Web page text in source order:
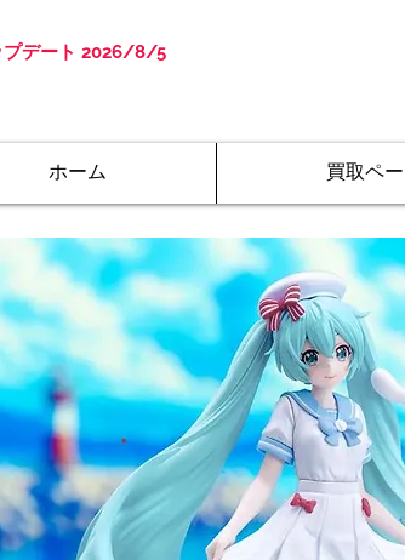
プデート 2026/8/5
ホーム 買取ペ